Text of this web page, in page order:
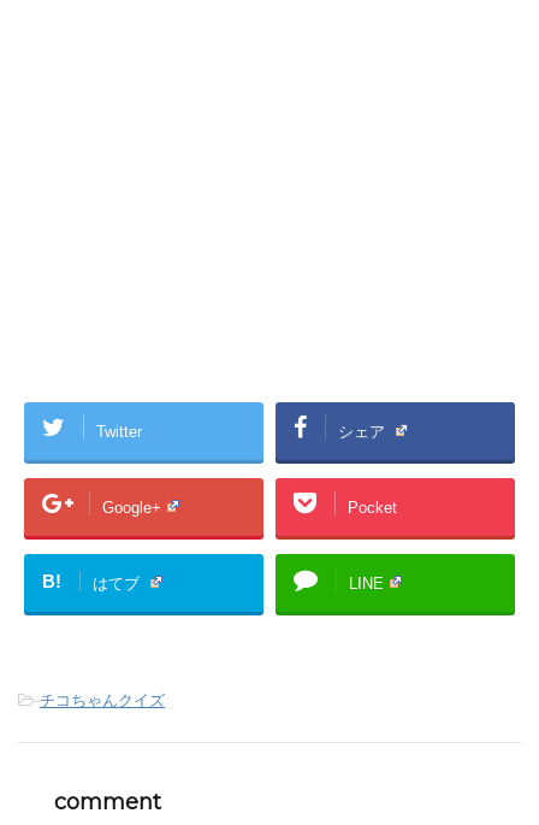
Twitter シェア
Google+ Pocket
B! はてブ LINE
-チコちゃんクイズ
comment